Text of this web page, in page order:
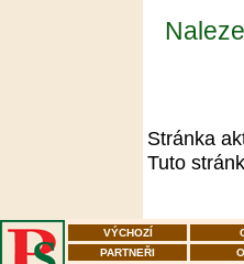
Stránka
Tuto
VÝCHOZÍ
PARTNEŘI